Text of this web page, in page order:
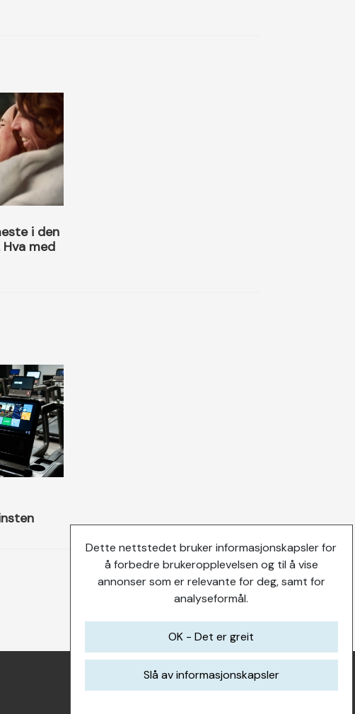
i den
Hva med
Dette nettstedet bruker informasjonskapsler for
å forbedre brukeropplevelsen og til å vise
annonser som er relevante for deg, samt for
analyseformål.
OK - Det er greit
Slå av informasjonskapsler